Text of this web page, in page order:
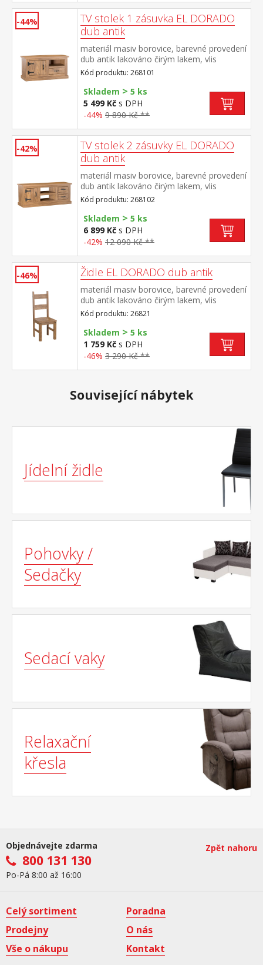
-44%
TV stolek 1 zásuvka EL DORADO
dub antik
materiál masiv borovice, barevné provedení
dub antik lakováno čirým lakem, vlis
dřevěné struktury 1 dvířka, 1 zásuvka, 1
otevřená police součást sestavy EL
DORADO
Kód produktu: 268101
Skladem > 5 ks
5 499 Kč s DPH
-44% 9 890 Kč **
-42%
TV stolek 2 zásuvky EL DORADO
dub antik
materiál masiv borovice, barevné provedení
dub antik lakováno čirým lakem, vlis
dřevěné struktury 1 dvířka, 2 zásuvky, 2
otevřené police součást sestavy EL
DORADO
Kód produktu: 268102
Skladem > 5 ks
6 899 Kč s DPH
-42% 12 090 Kč **
-46% Židle EL DORADO dub antik
materiál masiv borovice, barevné provedení
dub antik lakováno čirým lakem, vlis
dřevěné struktury součást sestavy EL
DORADO
Kód produktu: 26821
Skladem > 5 ks
1 759 Kč s DPH
-46% 3 290 Kč **
Související nábytek
Jídelní židle
Pohovky /
Sedačky
Sedací vaky
Relaxační
křesla
Objednávejte zdarma
800 131 130
Po-Pá 8:00 až 16:00
Zpět nahoru
Celý sortiment
Poradna
Prodejny
O nás
Vše o nákupu
Kontakt